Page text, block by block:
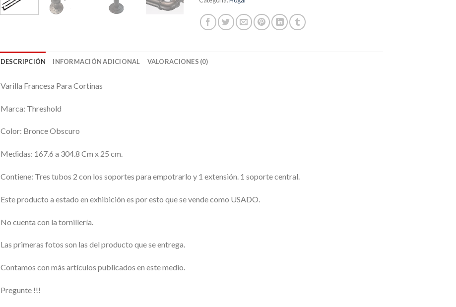
DESCRIPCIÓN INFORMACIÓN ADICIONAL VALORACIONES (0)
Varilla Francesa Para Cortinas
Marca: Threshold
Color: Bronce Obscuro
Medidas: 167.6 a 304.8 Cm x 25 cm.
Contiene: Tres tubos 2 con los soportes para empotrarlo y 1 extensión. 1 soporte central.
Este producto a estado en exhibición es por esto que se vende como USADO.
No cuenta con la tornillería.
Las primeras fotos son las del producto que se entrega.
Contamos con más artículos publicados en este medio.
Pregunte !!!